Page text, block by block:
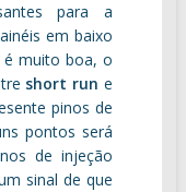
para a
em baixo
é muito boa, o
short run e
pinos de
pontos será
de injeção
sinal de que